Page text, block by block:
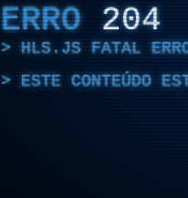
ERRO 204
HLS.JS FATAL
ESTE CONTEÚDO